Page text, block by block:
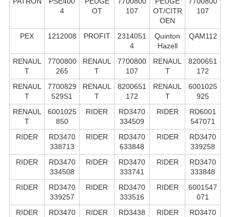
4
OT
107
OT/CITR
OEN
107
PEX 1212008 PROFIT
2314051
4
Quinton
Hazell
QAM112
RENAUL
T
7700800
265
RENAUL
T
7700800
107
RENAUL
T
8200651
172
RENAUL
T
7700829
529S1
RENAUL
T
8200651
172
RENAUL
T
6001025
925
RENAUL
T
6001025
850
RIDER
RD3470
334509
RIDER
RD6001
547071
RIDER
RD3470
338713
RIDER
RD3470
633848
RIDER
RD3470
339258
RIDER
RD3470
334508
RIDER
RD3470
333741
RIDER
RD3470
333848
RIDER
RD3470
339257
RIDER
RD3470
333516
RIDER
6001547
071
RIDER
RD3470
RIDER
RD3438
RIDER
RD3470